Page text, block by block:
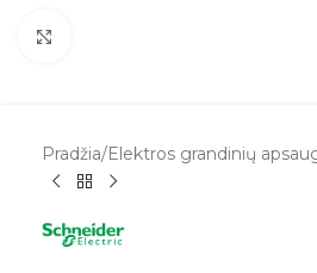
Pradžia/Elektros grandinių